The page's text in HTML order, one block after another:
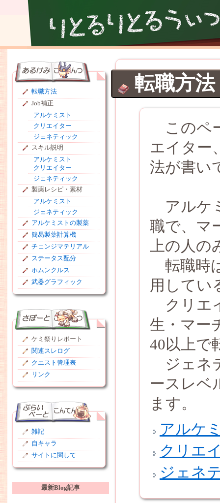
転職方法
Job補正
アルケミスト
クリエイター
ジェネティック
スキル説明
アルケミスト
クリエイター
ジェネティック
製薬レシピ・素材
アルケミスト
ジェネティック
アルケミストの製薬
簡易製薬計算機
チェンジマテリアル
ステータス配分
ホムンクルス
武器グラフィック
ケミ祭りレポート
関連スレログ
クエスト管理表
リンク
雑記
自キャラ
サイトに関して
最新Blog記事
R2S by Serio-net.
転職方法
このペ
エイター
法が書い
アルケ
職で、マ
上の人の
転職時
用してい
クリエ
生・マー
40以上で
ジェネ
ースレベ
ます。
アルケ
クリエ
ジェネ